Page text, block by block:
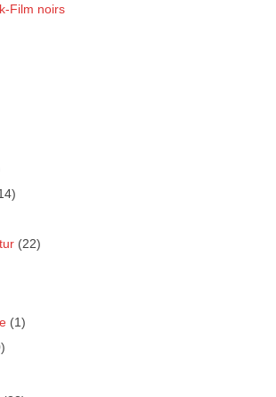
Film noirs
(22)
(1)